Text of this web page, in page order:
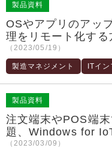
製品資料
OSやアプリのアッ
理をリモート化する
（2023/05/19）
製造マネジメント ITイ
製品資料
注文端末やPOS端
題、Windows for
（2023/03/09）